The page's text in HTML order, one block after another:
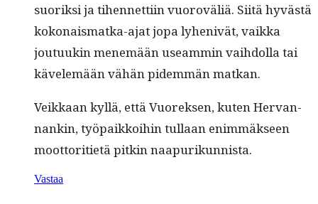
suorik­si ja tihen­net­ti­in vuoroväliä. Siitä hyvästä
kokon­ais­mat­ka-ajat jopa lyhenivät, vaik­ka
joutuukin men­emään use­am­min vai­h­dol­la tai
kävelemään vähän pidem­män matkan.
Veikkaan kyl­lä, että Vuorek­sen, kuten Her­van­
nankin, työ­paikkoi­hin tul­laan enim­mäk­seen
moot­tori­ti­etä pitkin naapurikunnista.
Vastaa